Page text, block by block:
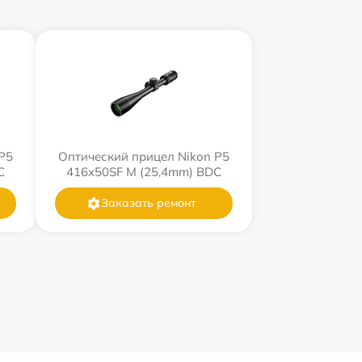
Оптический прицел Nikon P5
416x50SF M (25,4mm) BDC
Заказать ремонт